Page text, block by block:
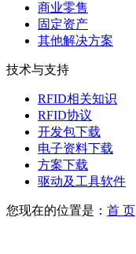
商业零售
固定资产
其他解决方案
技术与支持
RFID相关知识
RFID协议
开发包下载
电子资料下载
方案下载
驱动及工具软件
您现在的位置是： 首 页